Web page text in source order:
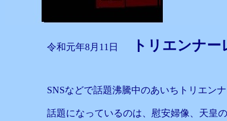
令和元年8月11日 トリエンナ
SNSなどで話題沸騰中のあいちトリエンナ
話題になっているのは、慰安婦像、天皇